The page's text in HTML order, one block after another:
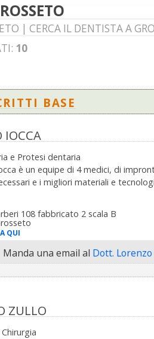
| CERCA IL DENTISTA A
10
BASE
IOCCA
e Protesi dentaria
è un equipe di 4 medici, di
e i migliori materiali e
108 fabbricato 2 scala B
QUI
Manda una email al Dott. Lorenzo
ZULLO